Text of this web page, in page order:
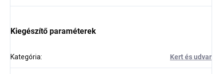
Kiegészítő paraméterek
Kategória: Kert és udvar